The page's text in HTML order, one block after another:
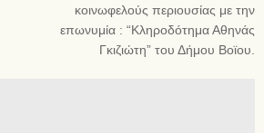
κοινωφελούς περιουσίας με την
επωνυμία : “Κληροδότημα Αθηνάς
Γκιζιώτη” του Δήμου Βοϊου.